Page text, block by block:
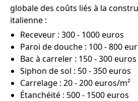
globale des coûts liés à la
italienne :
Receveur : 300 - 1000 euros
Paroi de douche : 100 - 800
Bac à carreler : 150 - 300 euros
Siphon de sol : 50 - 350 euros
Carrelage : 20 - 200 euros/m²
Étanchéité : 500 - 1500 euros